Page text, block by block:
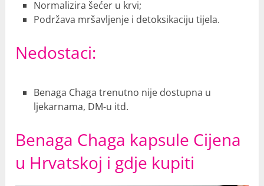
Normalizira šećer u krvi;
Podržava mršavljenje i detoksikaciju tijela.
Nedostaci:
Benaga Chaga trenutno nije dostupna u
ljekarnama, DM-u itd.
Benaga Chaga kapsule Cijena
u Hrvatskoj i gdje kupiti